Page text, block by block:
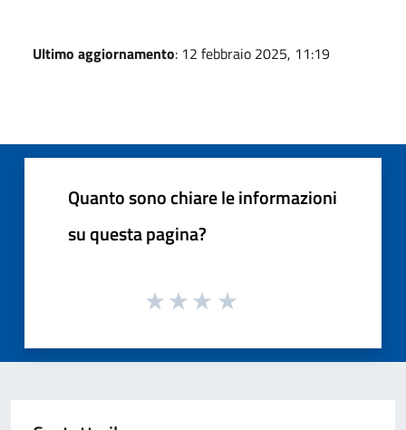
Ultimo aggiornamento: 12 febbraio 2025, 11:19
Quanto sono chiare le informazioni
su questa pagina?